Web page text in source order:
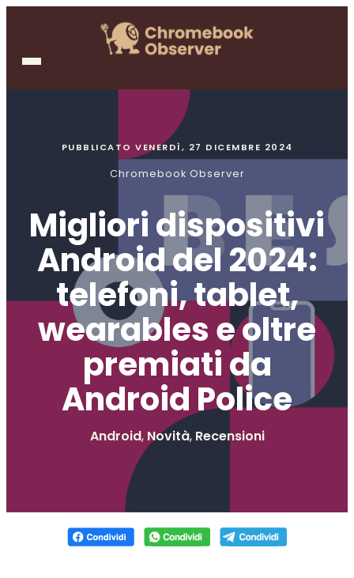
PUBBLICATO VENERDÌ, 27 DICEMBRE 2024
Chromebook Observer
Migliori dispositivi
Android del 2024:
telefoni, tablet,
wearables e oltre
premiati da
Android Police
Android, Novità, Recensioni